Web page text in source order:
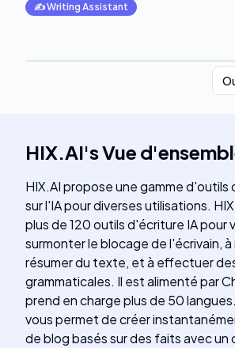
✍️Writing Assistant
HIX.AI'sVue
HIX.AI propose une gamme
sur l'IA pour diverses utilisations.
plus de 120 outils d'écriture IA pour
surmonter le blocage de l'écrivain,
résumer du texte, et à effectuer
grammaticales. Il est alimenté par
prend en charge plus de 50
vous permet de créer
de blog basés sur des faits avec un